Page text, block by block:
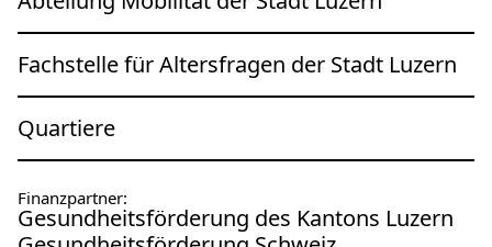
Fachstelle für Altersfragen der Stadt Luzern
Quartiere
Finanzpartner:
Gesundheitsförderung des Kantons Luzern